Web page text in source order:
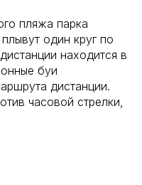
пляжа парка
один круг по
находится в
буи
дистанции.
часовой стрелки,